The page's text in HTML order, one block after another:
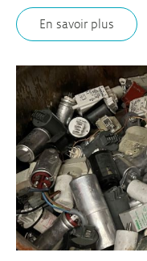
En savoir plus